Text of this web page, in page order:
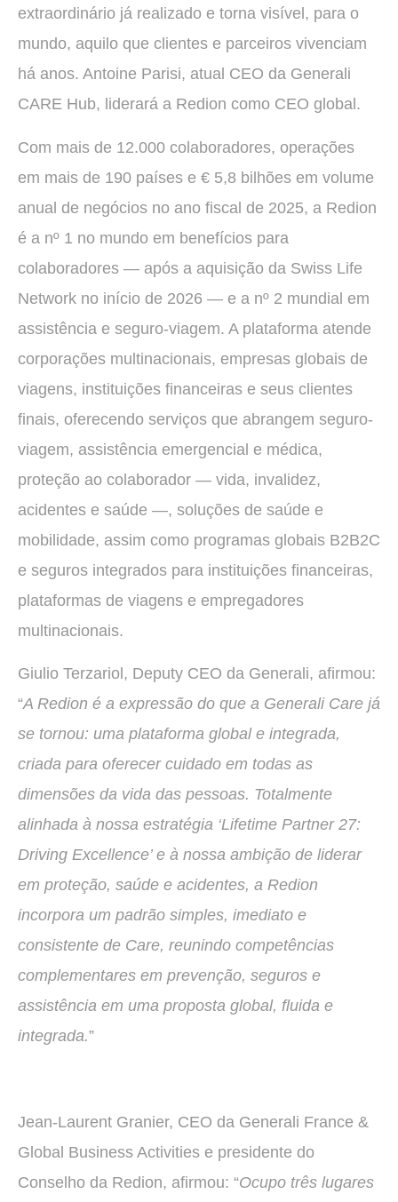
extraordinário já realizado e torna visível, para o
mundo, aquilo que clientes e parceiros vivenciam
há anos. Antoine Parisi, atual CEO da Generali
CARE Hub, liderará a Redion como CEO global.
Com mais de 12.000 colaboradores, operações
em mais de 190 países e € 5,8 bilhões em volume
anual de negócios no ano fiscal de 2025, a Redion
é a nº 1 no mundo em benefícios para
colaboradores — após a aquisição da Swiss Life
Network no início de 2026 — e a nº 2 mundial em
assistência e seguro-viagem. A plataforma atende
corporações multinacionais, empresas globais de
viagens, instituições financeiras e seus clientes
finais, oferecendo serviços que abrangem seguro-
viagem, assistência emergencial e médica,
proteção ao colaborador — vida, invalidez,
acidentes e saúde —, soluções de saúde e
mobilidade, assim como programas globais B2B2C
e seguros integrados para instituições financeiras,
plataformas de viagens e empregadores
multinacionais.
Giulio Terzariol, Deputy CEO da Generali, afirmou:
“A Redion é a expressão do que a Generali Care já
se tornou: uma plataforma global e integrada,
criada para oferecer cuidado em todas as
dimensões da vida das pessoas. Totalmente
alinhada à nossa estratégia ‘Lifetime Partner 27:
Driving Excellence’ e à nossa ambição de liderar
em proteção, saúde e acidentes, a Redion
incorpora um padrão simples, imediato e
consistente de Care, reunindo competências
complementares em prevenção, seguros e
assistência em uma proposta global, fluida e
integrada.”
Jean-Laurent Granier, CEO da Generali France &
Global Business Activities e presidente do
Conselho da Redion, afirmou: “Ocupo três lugares